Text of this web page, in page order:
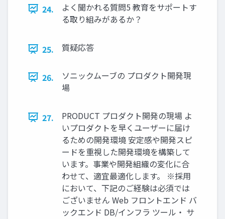
24.
よく聞かれる質問5 教育をサポートす
る取り組みがあるか？
25. 質疑応答
26.
ソニックムーブの プロダクト開発現
場
27.
PRODUCT プロダクト開発の現場 よ
いプロダクトを早くユーザーに届け
るための開発環境 安定感や開発スピ
ードを重視した開発環境を構築して
います。事業や開発組織の変化に合
わせて、適宜最適化します。 ※採用
において、下記のご経験は必須では
ございません Web フロントエンド バ
ックエンド DB/インフラ ツール・ サ